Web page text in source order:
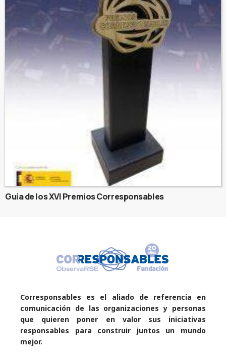
Guía de los XVI Premios Corresponsables
Corresponsables es el aliado de referencia en
comunicación de las organizaciones y personas
que quieren poner en valor sus iniciativas
responsables para construir juntos un mundo
mejor.